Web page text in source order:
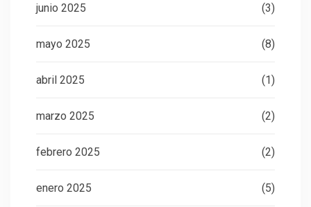
junio 2025 (3)
mayo 2025 (8)
abril 2025 (1)
marzo 2025 (2)
febrero 2025 (2)
enero 2025 (5)